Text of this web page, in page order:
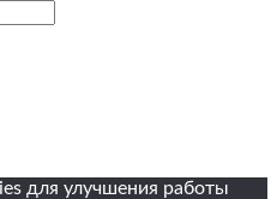
для улучшения работы